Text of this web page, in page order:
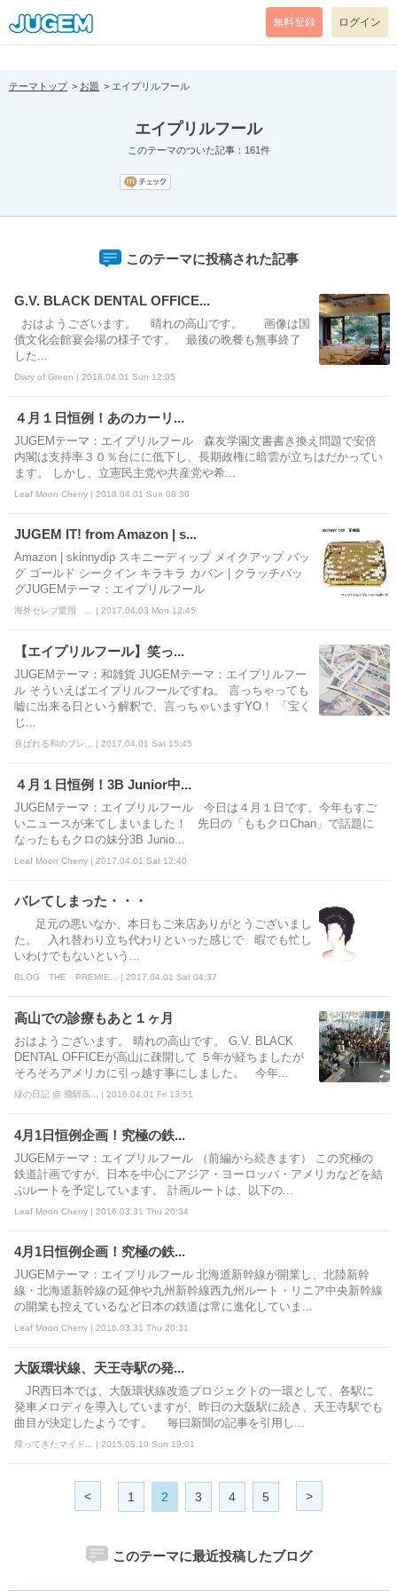
[pear_error: message="Success" code=0 mode=return level=notice
prefix="" info=""]
無料登録 ログイン
テーマトップ お題 エイプリルフール
エイプリルフール
このテーマのついた記事：161件
このテーマに投稿された記事
G.V. BLACK DENTAL OFFICE...
おはようございます。 晴れの高山です。 画像は国
債文化会館宴会場の様子です。 最後の晩餐も無事終了
した...
Diary of Green | 2018.04.01 Sun 12:05
４月１日恒例！あのカーリ...
JUGEMテーマ：エイプリルフール 森友学園文書書き換え問題で安倍
内閣は支持率３０％台にに低下し、長期政権に暗雲が立ちはだかってい
ます。 しかし、立憲民主党や共産党や希...
Leaf Moon Cherry | 2018.04.01 Sun 08:30
JUGEM IT! from Amazon | s...
Amazon | skinnydip スキニーディップ メイクアップ バッ
グ ゴールド シークイン キラキラ カバン | クラッチバッ
グJUGEMテーマ：エイプリルフール
海外セレブ愛用 ... | 2017.04.03 Mon 12:45
【エイプリルフール】笑っ...
JUGEMテーマ：和雑貨 JUGEMテーマ：エイプリルフー
ル そういえばエイプリルフールですね。 言っちゃっても
嘘に出来る日という解釈で、言っちゃいますYO！ 「宝く
じ...
喜ばれる和のプレ... | 2017.04.01 Sat 15:45
４月１日恒例！3B Junior中...
JUGEMテーマ：エイプリルフール 今日は４月１日です。今年もすご
いニュースが来てしまいました！ 先日の「ももクロChan」で話題に
なったももクロの妹分3B Junio...
Leaf Moon Cherry | 2017.04.01 Sat 12:40
バレてしまった・・・
足元の悪いなか、本日もご来店ありがとうございまし
た。 入れ替わり立ち代わりといった感じで 暇でも忙し
いわけでもないという...
BLOG THE PREMIE... | 2017.04.01 Sat 04:37
高山での診療もあと１ヶ月
おはようございます。 晴れの高山です。 G.V. BLACK
DENTAL OFFICEが高山に疎開して ５年が経ちましたが
そろそろアメリカに引っ越す事にしました。 今年...
緑の日記 @ 飛騨高... | 2016.04.01 Fri 13:51
4月1日恒例企画！究極の鉄...
JUGEMテーマ：エイプリルフール （前編から続きます） この究極の
鉄道計画ですが、日本を中心にアジア・ヨーロッパ・アメリカなどを結
ぶルートを予定しています。 計画ルートは、以下の...
Leaf Moon Cherry | 2016.03.31 Thu 20:34
4月1日恒例企画！究極の鉄...
JUGEMテーマ：エイプリルフール 北海道新幹線が開業し、北陸新幹
線・北海道新幹線の延伸や九州新幹線西九州ルート・リニア中央新幹線
の開業も控えているなど日本の鉄道は常に進化していま...
Leaf Moon Cherry | 2016.03.31 Thu 20:31
大阪環状線、天王寺駅の発...
JR西日本では、大阪環状線改造プロジェクトの一環として、各駅に
発車メロディを導入していますが、昨日の大阪駅に続き、天王寺駅でも
曲目が決定したようです。 毎曰新聞の記事を引用し...
帰ってきたマイド... | 2015.05.10 Sun 19:01
< 1 2 3 4 5 >
このテーマに最近投稿したブログ